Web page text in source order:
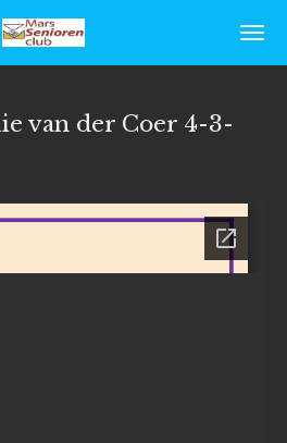
van der Coer 4-3-